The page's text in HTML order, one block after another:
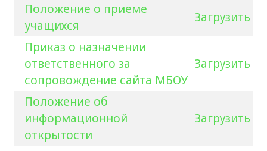
Положение о приеме
учащихся
Загрузить
Приказ о назначении
ответственного за
сопровождение сайта МБОУ
Загрузить
Положение об
информационной
открытости
Загрузить